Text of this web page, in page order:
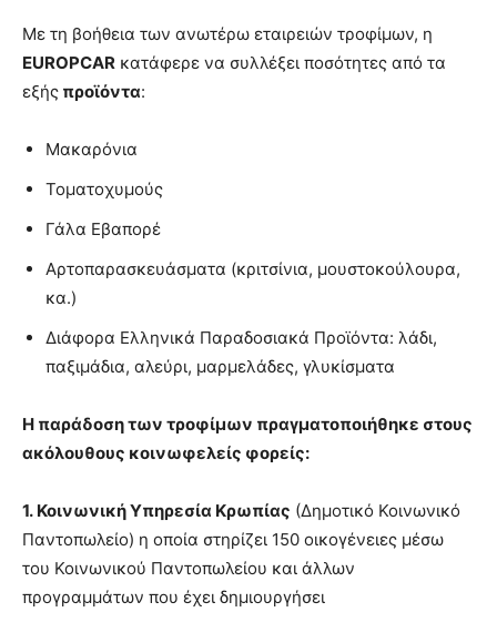
Με τη βοήθεια των ανωτέρω εταιρειών τροφίμων, η
EUROPCAR κατάφερε να συλλέξει ποσότητες από τα
εξής προϊόντα:
Μακαρόνια
Τοματοχυμούς
Γάλα Εβαπορέ
Αρτοπαρασκευάσματα (κριτσίνια, μουστοκούλουρα,
κα.)
Διάφορα Ελληνικά Παραδοσιακά Προϊόντα: λάδι,
παξιμάδια, αλεύρι, μαρμελάδες, γλυκίσματα
Η παράδοση των τροφίμων πραγματοποιήθηκε στους
ακόλουθους κοινωφελείς φορείς:
1. Κοινωνική Υπηρεσία Κρωπίας (Δημοτικό Κοινωνικό
Παντοπωλείο) η οποία στηρίζει 150 οικογένειες μέσω
του Κοινωνικού Παντοπωλείου και άλλων
προγραμμάτων που έχει δημιουργήσει